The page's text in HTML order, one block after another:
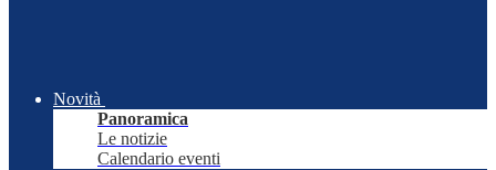
Novità
Panoramica
Le notizie
Calendario eventi